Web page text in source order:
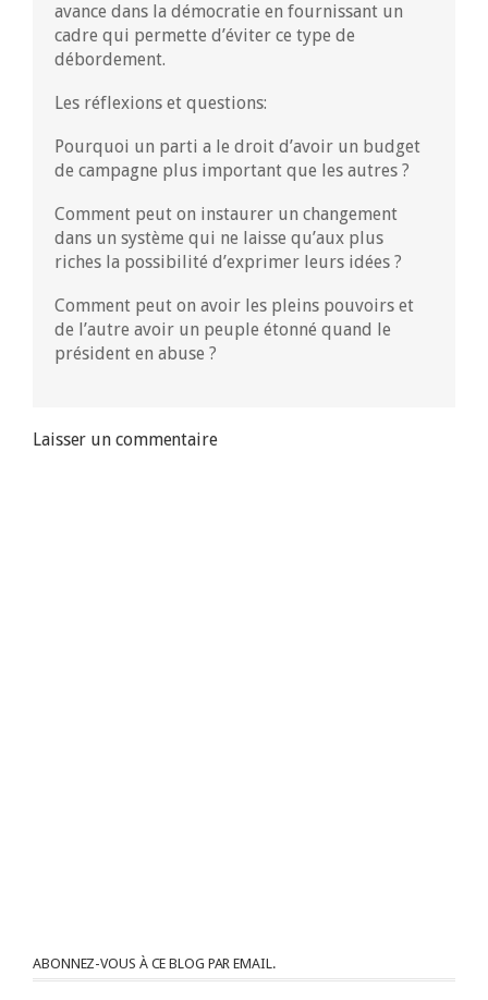
avance dans la démocratie en fournissant un
cadre qui permette d’éviter ce type de
débordement.
Les réflexions et questions:
Pourquoi un parti a le droit d’avoir un budget
de campagne plus important que les autres ?
Comment peut on instaurer un changement
dans un système qui ne laisse qu’aux plus
riches la possibilité d’exprimer leurs idées ?
Comment peut on avoir les pleins pouvoirs et
de l’autre avoir un peuple étonné quand le
président en abuse ?
Laisser un commentaire
ABONNEZ-VOUS À CE BLOG PAR EMAIL.